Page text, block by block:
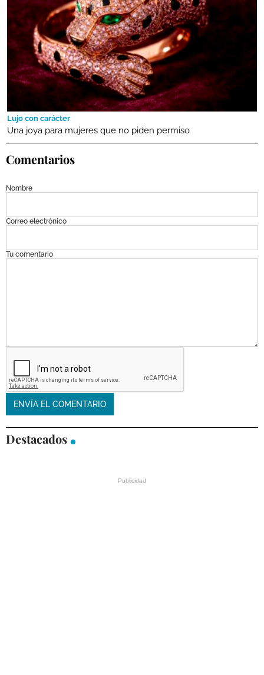
Lujo con carácter
Una joya para mujeres que no piden permiso
Comentarios
Nombre
Correo electrónico
Tu comentario
Destacados